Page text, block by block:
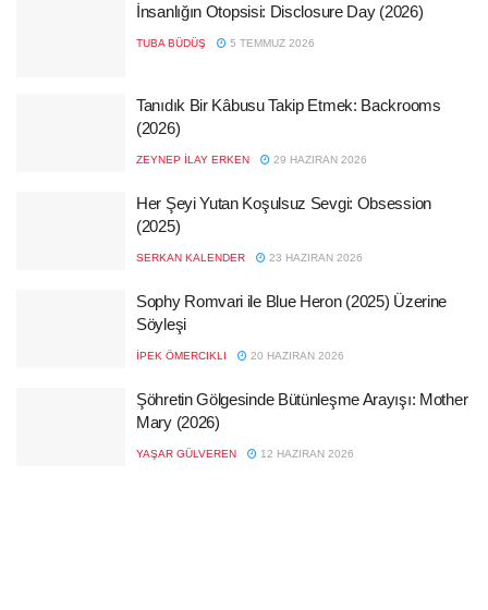
İnsanlığın Otopsisi: Disclosure Day (2026)
TUBA BÜDÜŞ 5 TEMMUZ 2026
Tanıdık Bir Kâbusu Takip Etmek: Backrooms
(2026)
ZEYNEP İLAY ERKEN 29 HAZIRAN 2026
Her Şeyi Yutan Koşulsuz Sevgi: Obsession
(2025)
SERKAN KALENDER 23 HAZIRAN 2026
Sophy Romvari ile Blue Heron (2025) Üzerine
Söyleşi
İPEK ÖMERCIKLI 20 HAZIRAN 2026
Şöhretin Gölgesinde Bütünleşme Arayışı: Mother
Mary (2026)
YAŞAR GÜLVEREN 12 HAZIRAN 2026